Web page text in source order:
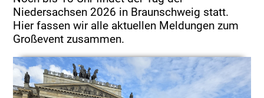
Niedersachsen 2026 in Braunschweig statt.
Hier fassen wir alle aktuellen Meldungen zum
Großevent zusammen.